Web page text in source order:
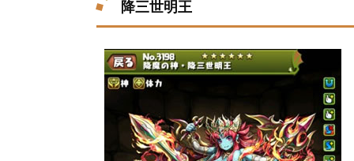
降三世明王